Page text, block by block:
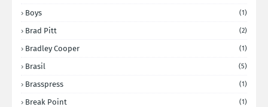
Boys (1)
Brad Pitt (2)
Bradley Cooper (1)
Brasil (5)
Brasspress (1)
Break Point (1)